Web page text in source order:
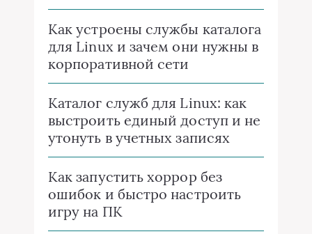
Как устроены службы каталога
для Linux и зачем они нужны в
корпоративной сети
Каталог служб для Linux: как
выстроить единый доступ и не
утонуть в учетных записях
Как запустить хоррор без
ошибок и быстро настроить
игру на ПК